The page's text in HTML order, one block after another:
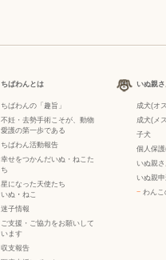
ちばわんとは
ちばわんの「趣旨」
不妊・去勢手術こそが、動物
愛護の第一歩である
ちばわん活動報告
幸せをつかんだいぬ・ねこた
ち
星になった天使たち
いぬ ・ ねこ
迷子情報
ご支援・ご協力をお願いして
います
収支報告
いぬ親
成犬(オ
成犬(メ
子犬
個人保
いぬ親
いぬ親
− わんこ